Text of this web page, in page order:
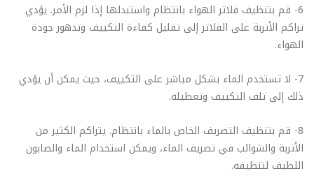
6- قم بتنظيف فلاتر الهواء بانتظام واستبدلها إذا لزم الأمر. يؤدي
تراكم الأتربة على الفلاتر إلى تقليل كفاءة التكييف وتدهور جودة
الهواء.
7- لا تستخدم الماء بشكل مباشر على التكييف، حيث يمكن أن يؤدي
ذلك إلى تلف التكييف وتعطيله.
8- قم بتنظيف التصريف الخاص بالماء بانتظام. يتراكم الكثير من
الأتربة والشوائب في تصريف الماء، ويمكن استخدام الماء والصابون
اللطيف لتنظيفه.